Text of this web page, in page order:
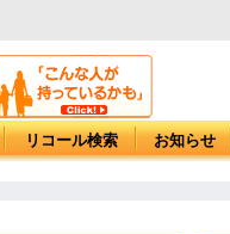
リコール検索 お知らせ